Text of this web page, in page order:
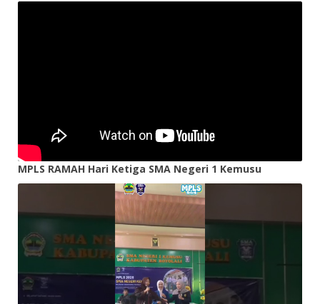
MPLS RAMAH Hari Ketiga SMA Negeri 1 Kemusu